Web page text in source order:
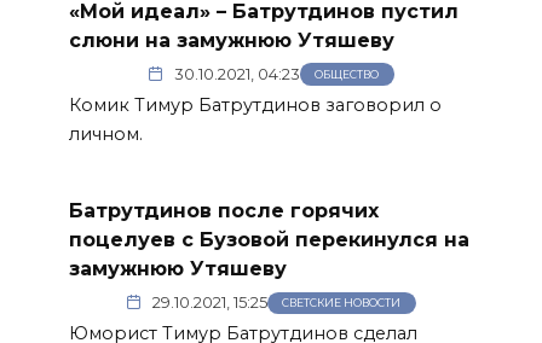
«Мой идеал» – Батрутдинов пустил
слюни на замужнюю Утяшеву
30.10.2021, 04:23 ОБЩЕСТВО
Комик Тимур Батрутдинов заговорил о
личном.
Батрутдинов после горячих
поцелуев с Бузовой перекинулся на
замужнюю Утяшеву
29.10.2021, 15:25 СВЕТСКИЕ НОВОСТИ
Юморист Тимур Батрутдинов сделал